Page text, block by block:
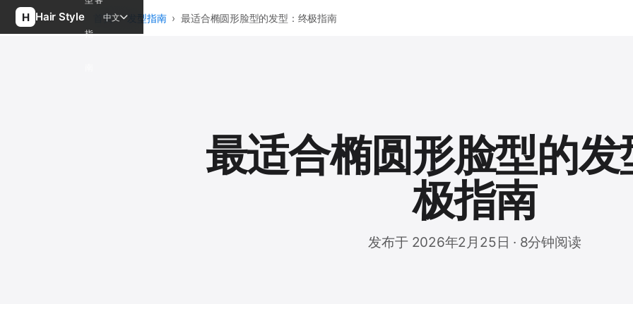
Hair Style
指
中文
首页 › 发型指南 › 最适合椭圆形脸型的发型：终极指南
最适合椭圆形脸型的发
极指南
发布于 2026年2月25日 · 8分钟阅读